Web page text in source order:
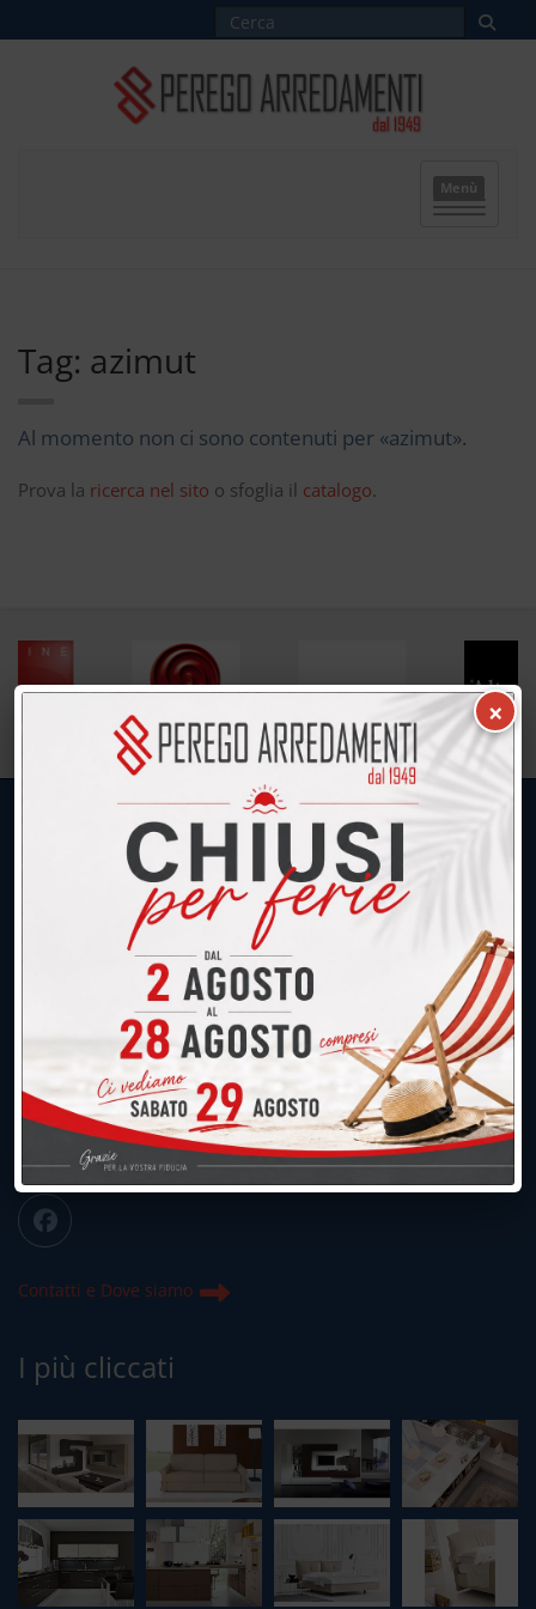
Menù
Tag: azimut
Al momento non ci sono contenuti per «azimut».
Prova la ricerca nel sito o sfoglia il catalogo.
UNICA SEDE: CALCO (Lecco)
039.677.2778
039.677.2778
info@peregoarredamenti.it
ORARI: 09.00/12.00 - 15.00/19.15
Chiuso domenica e lunedì mattina
Contatti e Dove siamo
I più cliccati
×